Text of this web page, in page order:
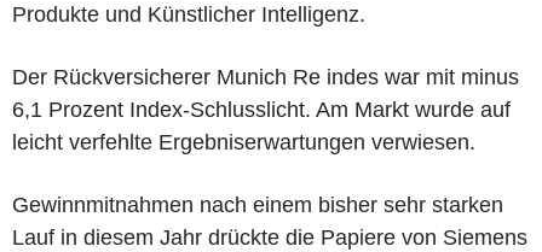
Produkte und Künstlicher Intelligenz.
Der Rückversicherer Munich Re indes war mit minus
6,1 Prozent Index-Schlusslicht. Am Markt wurde auf
leicht verfehlte Ergebniserwartungen verwiesen.
Gewinnmitnahmen nach einem bisher sehr starken
Lauf in diesem Jahr drückte die Papiere von Siemens